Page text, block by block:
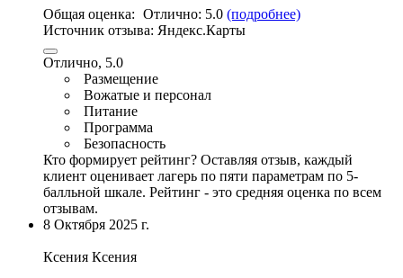
Общая оценка: Отлично: 5.0 (подробнее)
Источник отзыва: Яндекс.Карты
Отлично, 5.0
Размещение
Вожатые и персонал
Питание
Программа
Безопасность
Кто формирует рейтинг? Оставляя отзыв, каждый
клиент оценивает лагерь по пяти параметрам по 5-
балльной шкале. Рейтинг - это средняя оценка по всем
отзывам.
8 Октября 2025 г.
Ксения Ксения